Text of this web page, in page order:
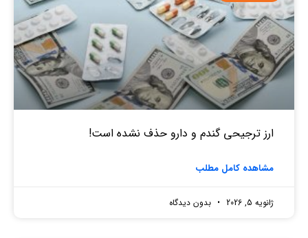
ارز ترجیحی گندم و دارو حذف نشده است!
مشاهده کامل مطلب
ژانویه 5, 2026 بدون دیدگاه